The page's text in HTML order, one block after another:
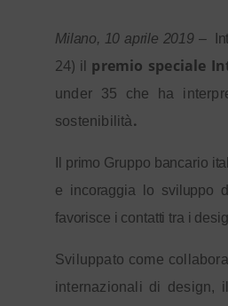
Milano, 10 aprile 2019 –
24) il premio speciale
under 35 che ha
sostenibilità.
Il primo Gruppo bancario
e incoraggia lo sviluppo
favorisce i contatti tra i
Sviluppato come
internazionali di design, il